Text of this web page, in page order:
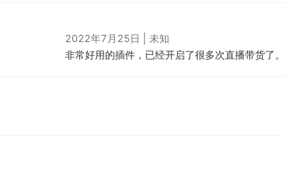
2022年7月25日
未知
非常好用的插件，已经开启了很多次直播带货了。